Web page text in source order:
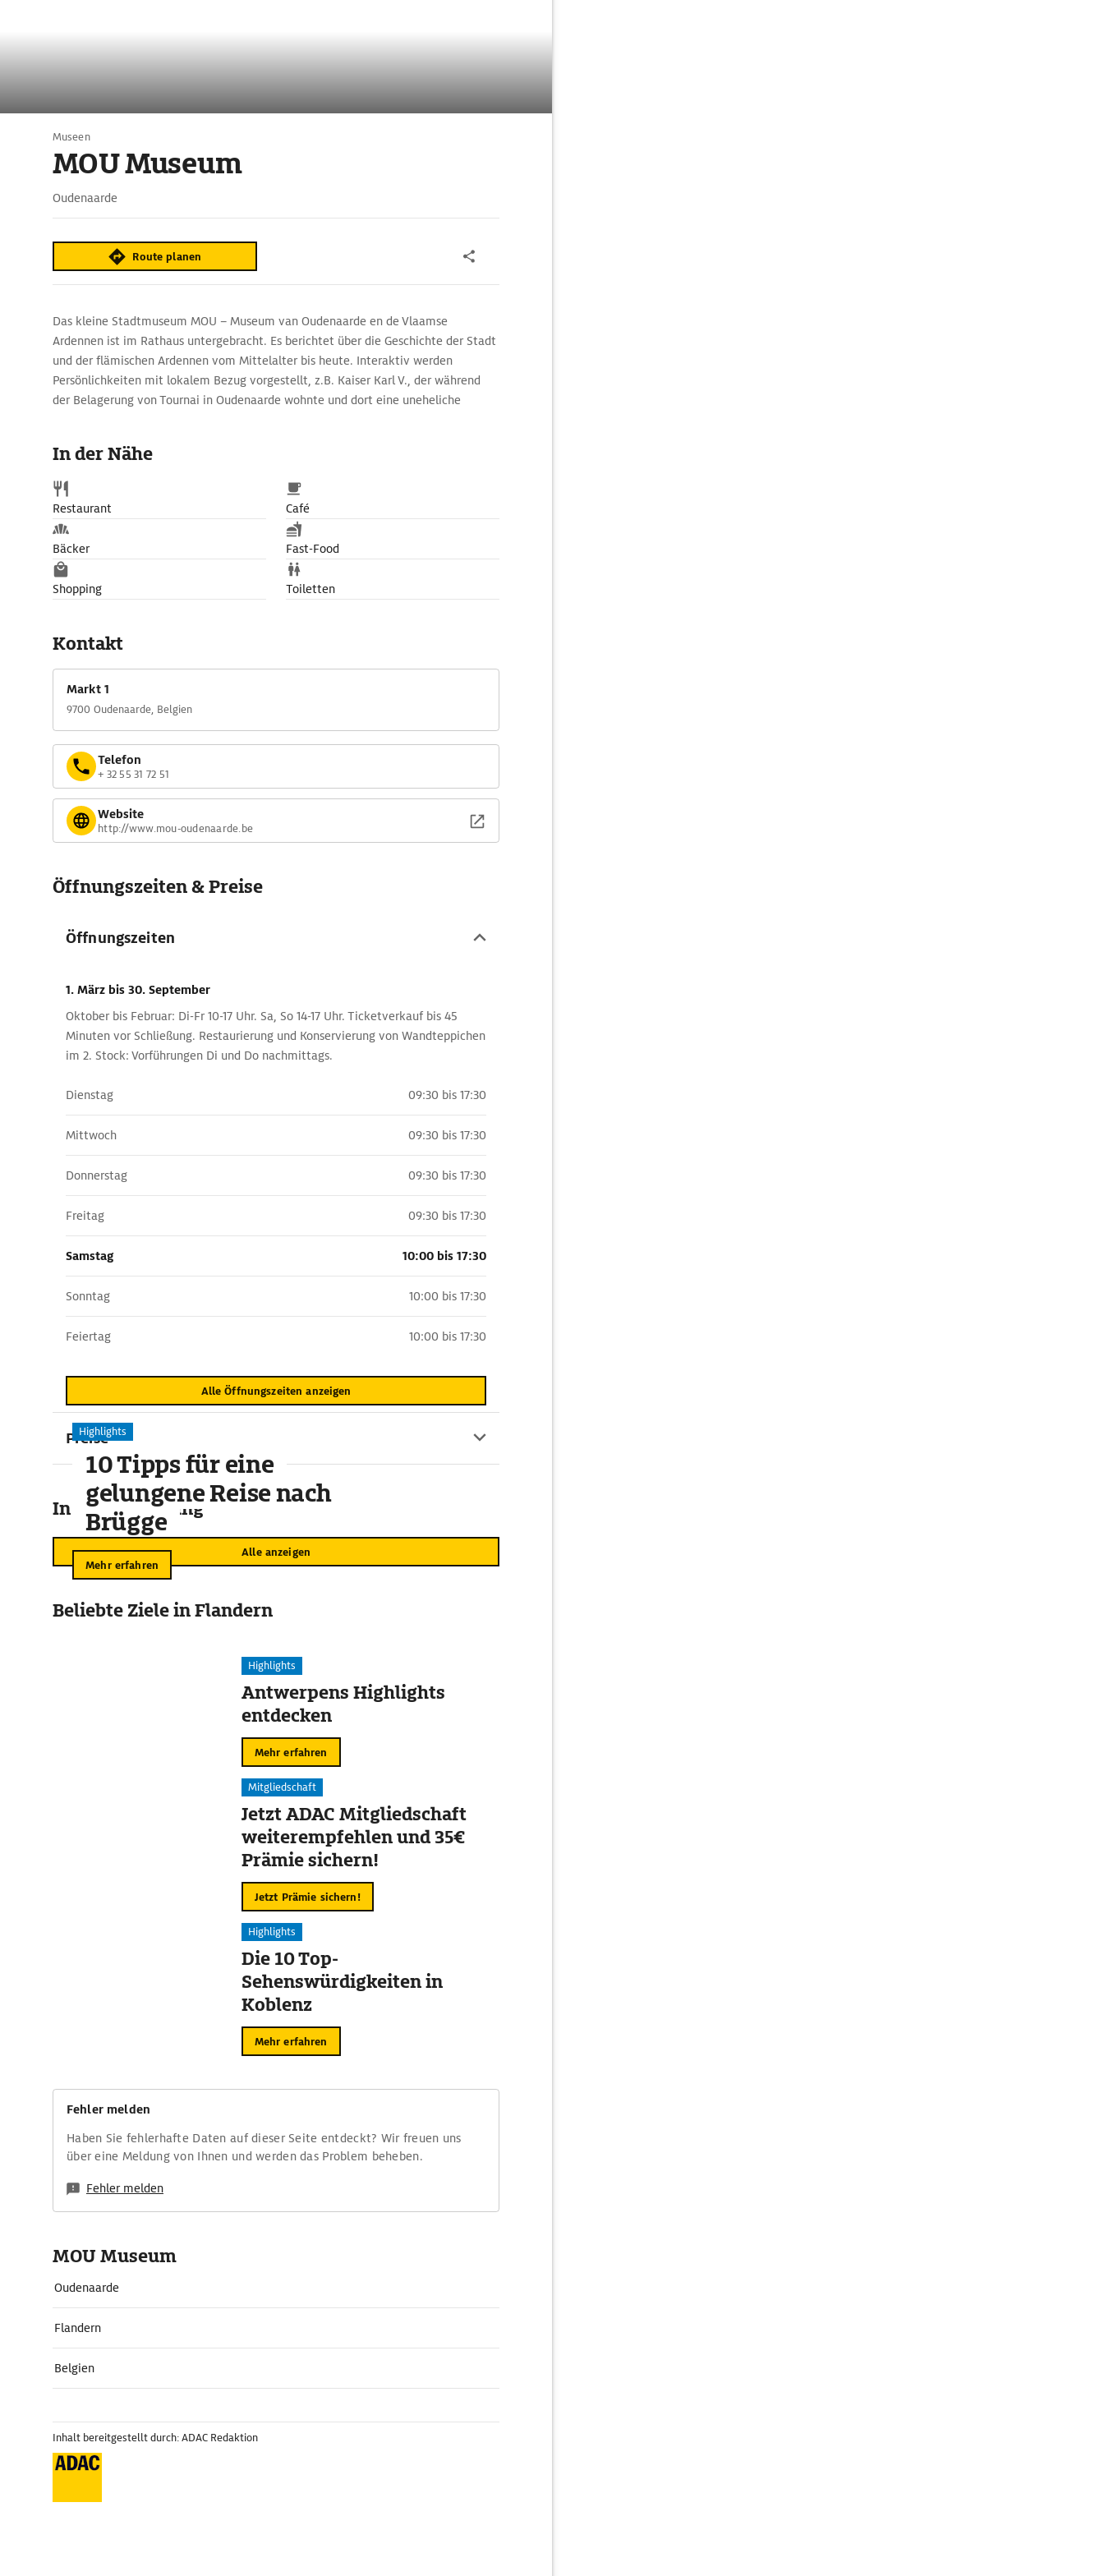
Museen
MOU Museum
Oudenaarde
Route planen
Das kleine Stadtmuseum MOU – Museum van Oudenaarde en de Vlaamse
Ardennen ist im Rathaus untergebracht. Es berichtet über die Geschichte der Stadt
und der flämischen Ardennen vom Mittelalter bis heute. Interaktiv werden
Persönlichkeiten mit lokalem Bezug vorgestellt, z.B. Kaiser Karl V., der während
der Belagerung von Tournai in Oudenaarde wohnte und dort eine uneheliche
Räume zeigen Exemplare der herausragenden, feinen Oudenaarder
Silberschmiedekunst und 15 Meisterwerke der berühmten Oudenaarder
Wandteppiche. Die Verdüren mit ihrer grünblauen Färbung waren in ganz Europa
begehrt, im Restaurierungsstudio für Wandteppiche im 2. Stock finden
Vorführungen statt.
In der Nähe
Restaurant Café
Bäcker Fast-Food
Shopping Toiletten
Kontakt
Markt 1
9700 Oudenaarde, Belgien
Telefon
+ 32 55 31 72 51
Website
http://www.mou-oudenaarde.be
Öffnungszeiten & Preise
Öffnungszeiten
1. März bis 30. September
Oktober bis Februar: Di-Fr 10-17 Uhr. Sa, So 14-17 Uhr. Ticketverkauf bis 45
Minuten vor Schließung. Restaurierung und Konservierung von Wandteppichen
im 2. Stock: Vorführungen Di und Do nachmittags.
Dienstag 09:30 bis 17:30
Mittwoch 09:30 bis 17:30
Donnerstag 09:30 bis 17:30
Freitag 09:30 bis 17:30
Samstag 10:00 bis 17:30
Sonntag 10:00 bis 17:30
Feiertag 10:00 bis 17:30
Alle Öffnungszeiten anzeigen
Preise
In der Umgebung
Alle anzeigen
Highlights
10 Tipps für eine
gelungene Reise nach
Brügge
Mehr erfahren
Beliebte Ziele in Flandern
Highlights
Antwerpens Highlights
entdecken
Mehr erfahren
Mitgliedschaft
Jetzt ADAC Mitgliedschaft
weiterempfehlen und 35€
Prämie sichern!
Jetzt Prämie sichern!
Highlights
Die 10 Top-
Sehenswürdigkeiten in
Koblenz
Mehr erfahren
Fehler melden
Haben Sie fehlerhafte Daten auf dieser Seite entdeckt? Wir freuen uns
über eine Meldung von Ihnen und werden das Problem beheben.
Fehler melden
MOU Museum
Oudenaarde
Flandern
Belgien
Inhalt bereitgestellt durch: ADAC Redaktion